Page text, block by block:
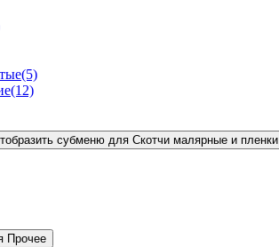
(5)
(12)
субменю для Скотчи малярные и пленки
Прочее